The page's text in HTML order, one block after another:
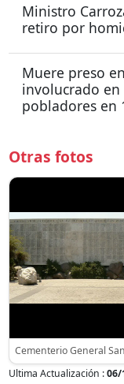
Ministro
retiro por
Muere preso
involucrado en
pobladores en
Otras fotos
Cementerio General
Ultima Actualización :06/